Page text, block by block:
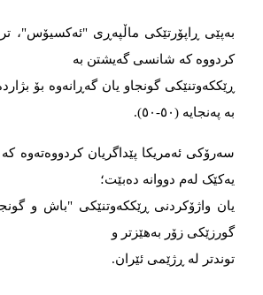
بەپێی ڕاپۆرتێکی ماڵپەڕی "ئەکسیۆس"،
کردووە کە شانسی گەیشتن بە
ڕێککەوتنێکی گونجاو یان گەڕانەوە بۆ
بە پەنجایە (٥٠-٥٠).
سەرۆکی ئەمریکا پێداگریان کردووەتەوە
یەکێک لەم دووانە دەبێت؛
یان واژۆکردنی ڕێککەوتنێکی "باش و
گورزێکی زۆر بەهێزتر و
توندتر لە ڕژێمی ئێران.